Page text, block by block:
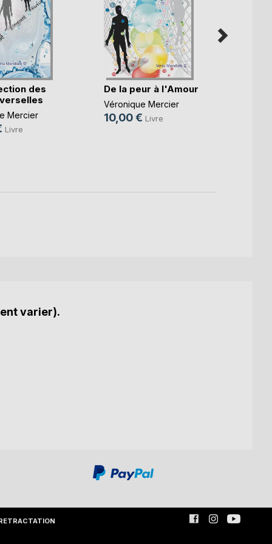
des
Mercier
Livre
De la peur à l'Amour
Véronique Mercier
10,00 € Livre
varier).